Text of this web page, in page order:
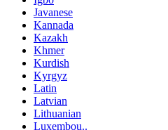
Javanese
Kannada
Kazakh
Khmer
Kurdish
Kyrgyz
Latin
Latvian
Lithuanian
Luxembou..